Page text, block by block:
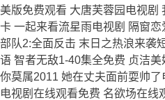
美版免费观看 大唐芙蓉园电视剧
卡 一起来看流星雨电视剧 隔窗
部队2:全面反击 末日之热浪来袭
语 智者无敌1-40集全免费 贞洁
你莫属2011 她在丈夫面前耍帅
电视剧在线观看免费 名欲场在线